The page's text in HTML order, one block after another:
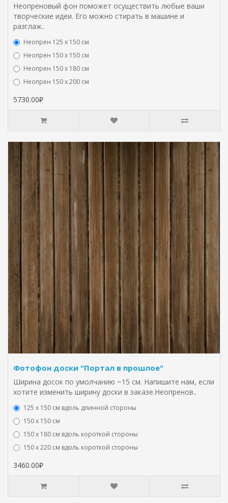
Неопреновый фон поможет осуществить любые ваши
творческие идеи. Его можно стирать в машине и
разглаж..
Неопрен 125 х 150 см
Неопрен 150 х 150 см
Неопрен 150 х 180 см
Hеопрен 150 х 200 см
5730.00₽
Фотофон доски "Портал в прошлое"
Ширина досок по умолчанию ~15 см. Напишите нам, если
хотите изменить ширину доски в заказе.Неопренов..
125 х 150 см вдоль длинной стороны
150 х 150 см
150 х 180 см вдоль короткой стороны
150 х 220 см вдоль короткой стороны
3460.00₽